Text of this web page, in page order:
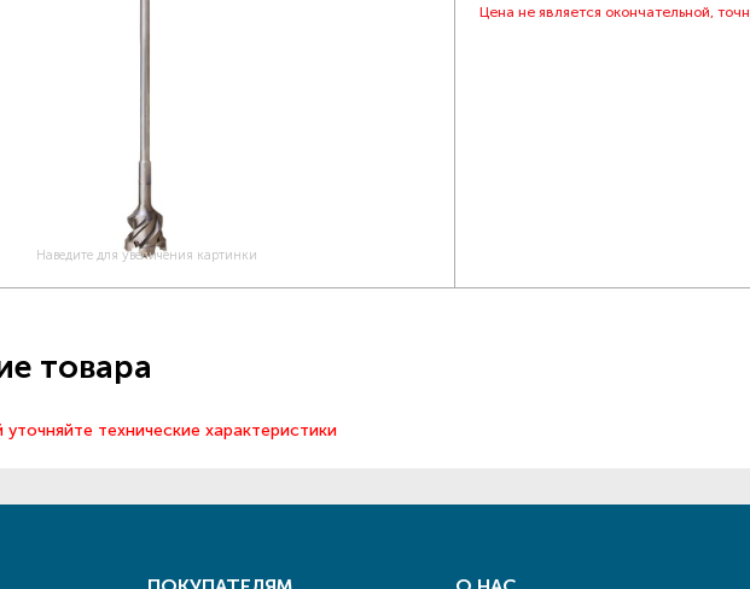
Наведите для увеличения картинки
Цена не является окончательной,
товара
технические характеристики